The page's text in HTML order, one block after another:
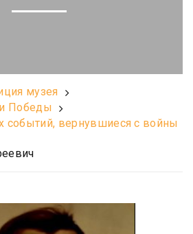
музея
Победы
событий, вернувшиеся с войны